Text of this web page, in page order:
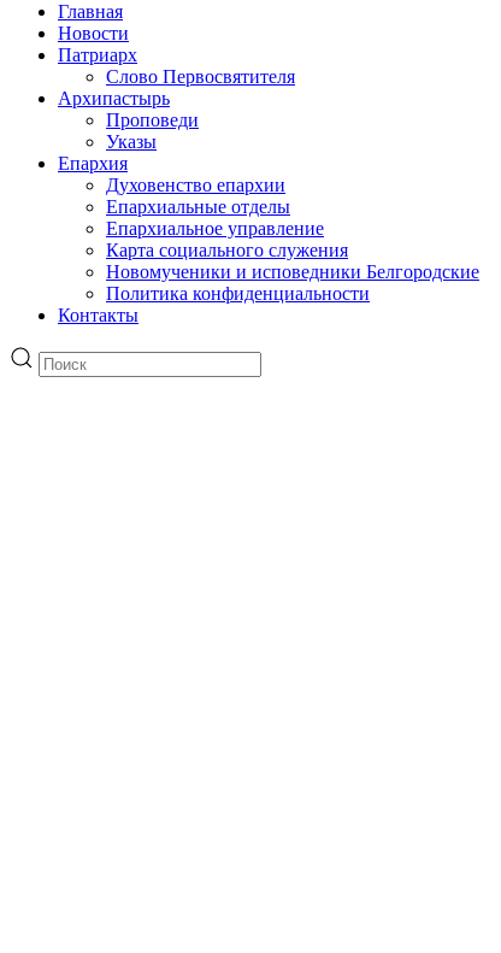
Главная
Новости
Патриарх
Слово Первосвятителя
Архипастырь
Проповеди
Указы
Епархия
Духовенство епархии
Епархиальные отделы
Епархиальное управление
Карта социального служения
Новомученики и исповедники Белгородские
Политика конфиденциальности
Контакты